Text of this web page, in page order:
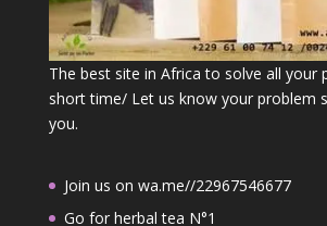
The best site in Africa to solve all your
short time/ Let us know your problem
you.
Join us on wa.me//22967546677
Go for herbal tea N°1